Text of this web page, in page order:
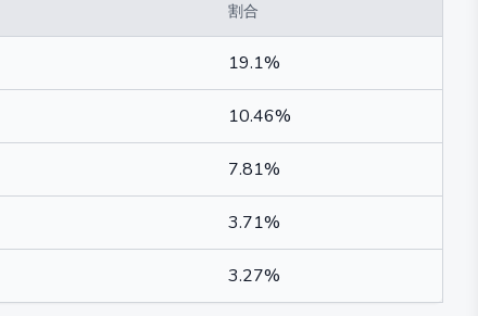
割合
19.1%
10.46%
7.81%
3.71%
3.27%